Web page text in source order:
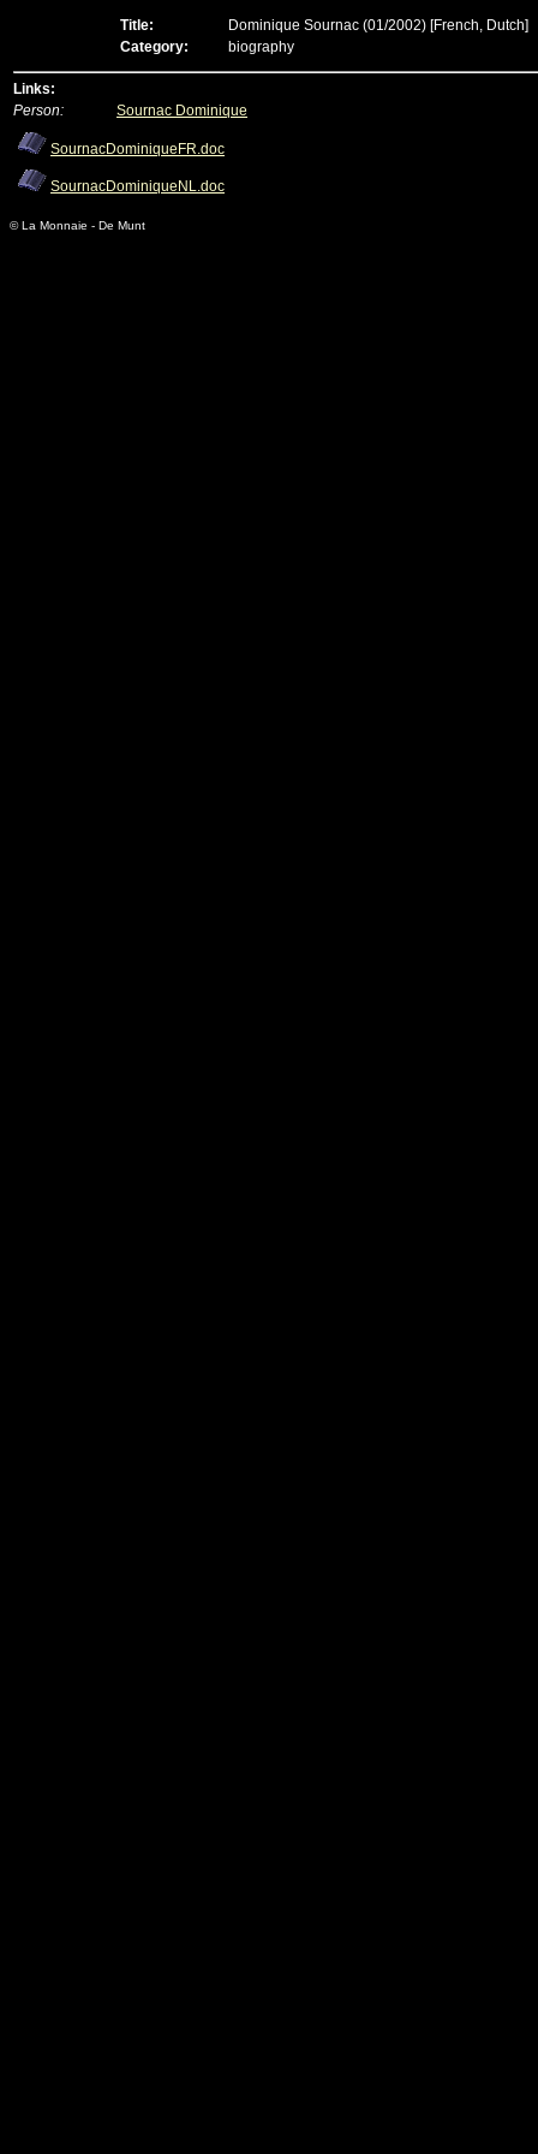
Title: Dominique Sournac (01/2002) [French, Dutch]
Category:
biography
Links:
Person:
Sournac Dominique
SournacDominiqueFR.doc
SournacDominiqueNL.doc
© La Monnaie - De Munt